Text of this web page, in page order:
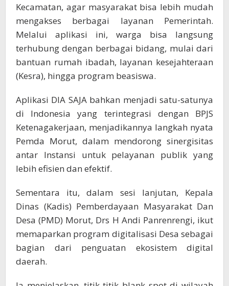
Kecamatan, agar masyarakat bisa lebih mudah
mengakses berbagai layanan Pemerintah.
Melalui aplikasi ini, warga bisa langsung
terhubung dengan berbagai bidang, mulai dari
bantuan rumah ibadah, layanan kesejahteraan
(Kesra), hingga program beasiswa.
Aplikasi DIA SAJA bahkan menjadi satu-satunya
di Indonesia yang terintegrasi dengan BPJS
Ketenagakerjaan, menjadikannya langkah nyata
Pemda Morut, dalam mendorong sinergisitas
antar Instansi untuk pelayanan publik yang
lebih efisien dan efektif.
Sementara itu, dalam sesi lanjutan, Kepala
Dinas (Kadis) Pemberdayaan Masyarakat Dan
Desa (PMD) Morut, Drs H Andi Panrenrengi, ikut
memaparkan program digitalisasi Desa sebagai
bagian dari penguatan ekosistem digital
daerah.